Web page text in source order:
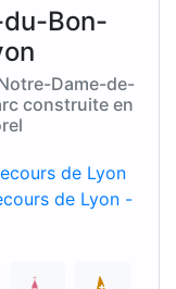
Bon-
Dame-de-
construite en